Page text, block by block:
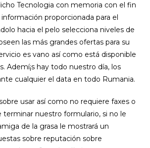
Tecnologia con memoria con el fin
proporcionada para el
hacia el pelo selecciona niveles de
las más grandes ofertas para su
es vano así­ como está disponible
Ademí¡s hay todo nuestro día, los
cualquier el data en todo Rumania.
usar así­ como no requiere faxes o
terminar nuestro formulario, si no le
de la grasa le mostrará un
sobre reputación sobre